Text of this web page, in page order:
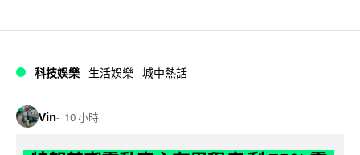
科技娛樂 生活娛樂 城中熱話
Vin 10 小時